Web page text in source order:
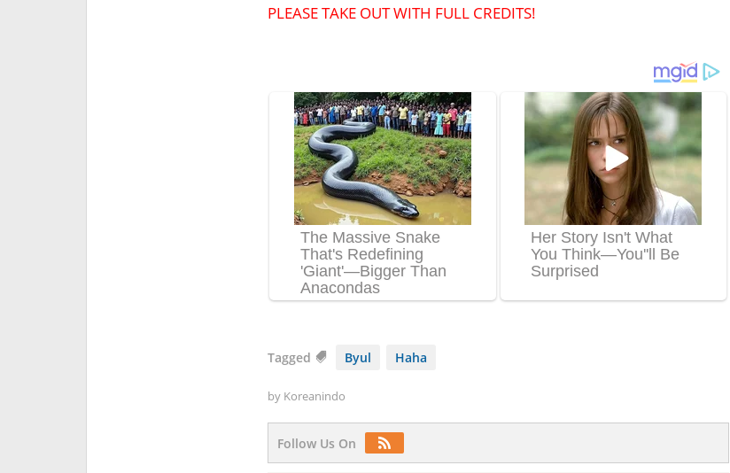
PLEASE TAKE OUT WITH FULL CREDITS!
Tagged Byul Haha
by Koreanindo
Follow Us On